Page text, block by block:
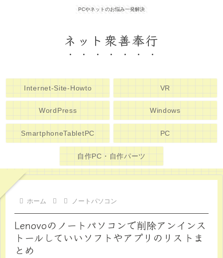
PCやネットのお悩み一発解決
ネット衆善奉行
Internet-Site-Howto VR
WordPress Windows
SmartphoneTabletPC PC
自作PC・自作パーツ
ホーム ノートパソコン
Lenovoのノートパソコンで削除アンインス
トールしていいソフトやアプリのリストま
とめ